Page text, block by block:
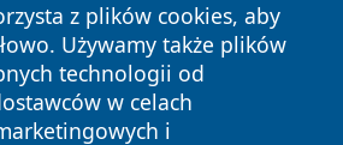
z plików cookies, aby
Używamy także plików
technologii od
w celach
i